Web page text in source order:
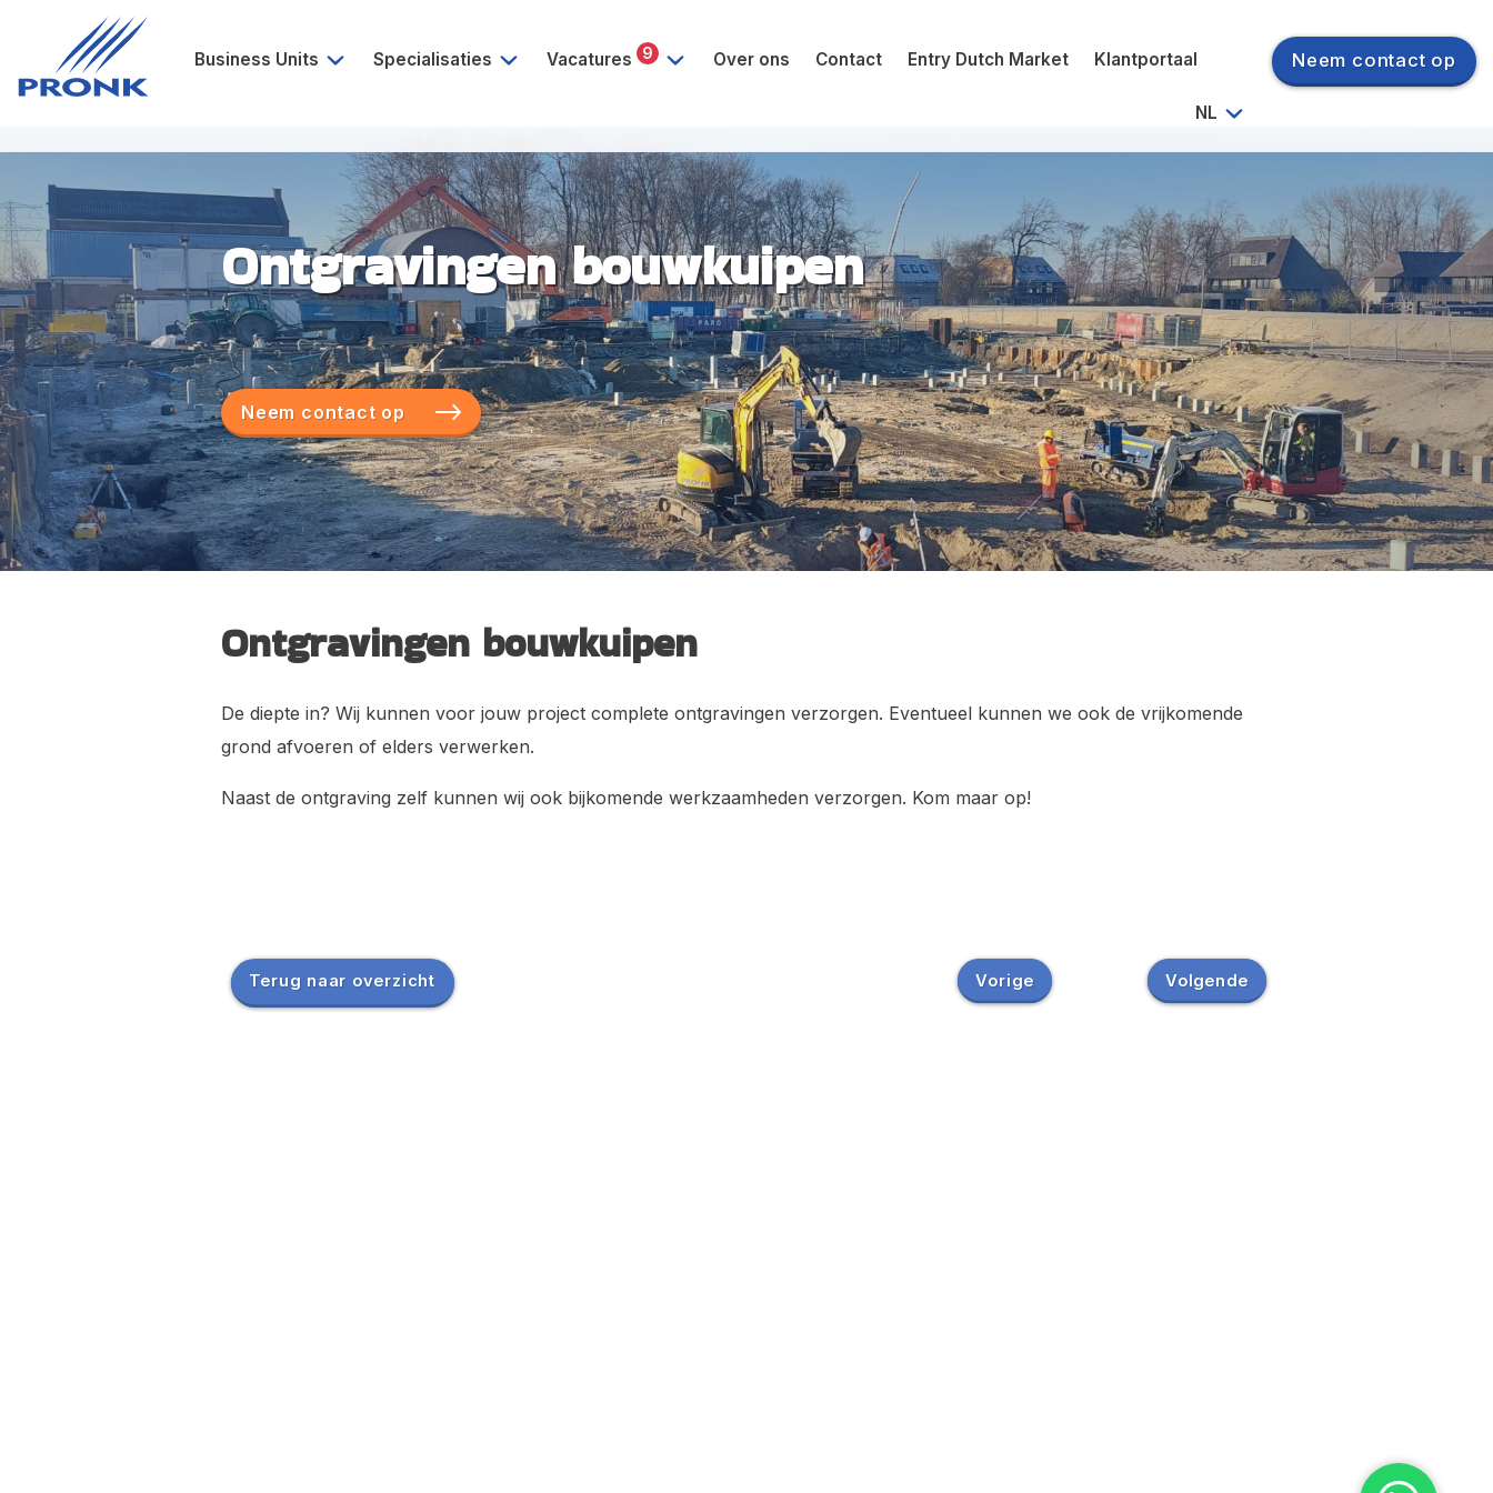
Business Units
Verhuur
Projecten & Ontwikkeling
Innovatie en Participaties
Specialisaties
Aanleg tijdelijke bouwwegen
Ontgravingen bouwkuipen
Groen & Grijs
Evenementenbegeleiding en verkeersregelaars
Contract-onderhoud
Sanering en sloop van mestkelders & oude stallen
Wind & Energie
Haven & Industrie
Werken op High end, Super Safety en VIP-sites
Huisvesting Medewerkers
Vacatures 9
Mobiele / Rups Kraanmachinist
Werkvoorbereider
Trekkerchauffeur
Volg bij ons je Stage!
Allround vakman GWW
Minikraanmachinist
Meewerkend Voorman Grondverzet / Infra
Werkvoorbereider / Uitvoerder
Over ons Contact Entry Dutch Market Klantportaal Neem contact op
NL
Ontgravingen bouwkuipen
Neem contact op
Ontgravingen bouwkuipen
De diepte in? Wij kunnen voor jouw project complete ontgravingen verzorgen. Eventueel kunnen we ook de vrijkomende
grond afvoeren of elders verwerken.
Naast de ontgraving zelf kunnen wij ook bijkomende werkzaamheden verzorgen. Kom maar op!
Terug naar overzicht Vorige Volgende